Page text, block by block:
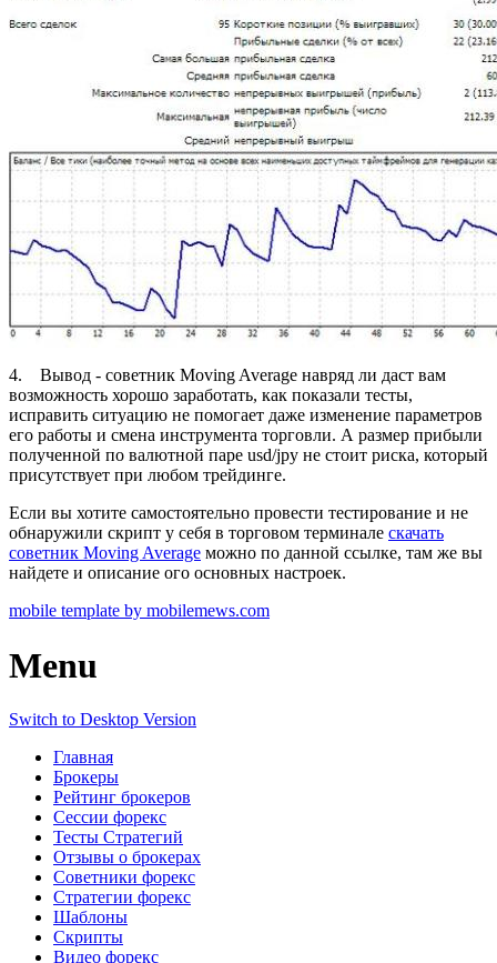
4. Вывод - советник Moving Average навряд ли даст вам
возможность хорошо заработать, как показали тесты,
исправить ситуацию не помогает даже изменение параметров
его работы и смена инструмента торговли. А размер прибыли
полученной по валютной паре usd/jpy не стоит риска, который
присутствует при любом трейдинге.
Если вы хотите самостоятельно провести тестирование и не
обнаружили скрипт у себя в торговом терминале скачать
советник Moving Average можно по данной ссылке, там же вы
найдете и описание ого основных настроек.
mobile template by mobilemews.com
Menu
Switch to Desktop Version
Главная
Брокеры
Рейтинг брокеров
Сессии форекс
Тесты Стратегий
Отзывы о брокерах
Советники форекс
Стратегии форекс
Шаблоны
Скрипты
Видео форекс